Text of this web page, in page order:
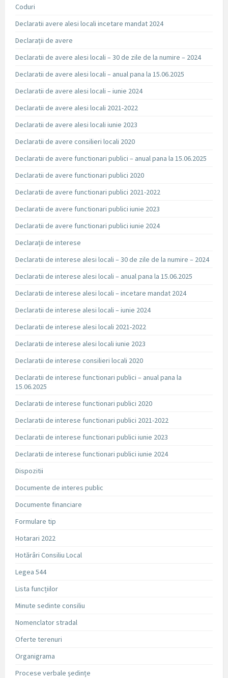
Coduri
Declaratii avere alesi locali incetare mandat 2024
Declarații de avere
Declaratii de avere alesi locali – 30 de zile de la numire – 2024
Declaratii de avere alesi locali – anual pana la 15.06.2025
Declaratii de avere alesi locali – iunie 2024
Declaratii de avere alesi locali 2021-2022
Declaratii de avere alesi locali iunie 2023
Declaratii de avere consilieri locali 2020
Declaratii de avere functionari publici – anual pana la 15.06.2025
Declaratii de avere functionari publici 2020
Declaratii de avere functionari publici 2021-2022
Declaratii de avere functionari publici iunie 2023
Declaratii de avere functionari publici iunie 2024
Declarații de interese
Declaratii de interese alesi locali – 30 de zile de la numire – 2024
Declaratii de interese alesi locali – anual pana la 15.06.2025
Declaratii de interese alesi locali – incetare mandat 2024
Declaratii de interese alesi locali – iunie 2024
Declaratii de interese alesi locali 2021-2022
Declaratii de interese alesi locali iunie 2023
Declaratii de interese consilieri locali 2020
Declaratii de interese functionari publici – anual pana la
15.06.2025
Declaratii de interese functionari publici 2020
Declaratii de interese functionari publici 2021-2022
Declaratii de interese functionari publici iunie 2023
Declaratii de interese functionari publici iunie 2024
Dispozitii
Documente de interes public
Documente financiare
Formulare tip
Hotarari 2022
Hotărâri Consiliu Local
Legea 544
Lista funcțiilor
Minute sedinte consiliu
Nomenclator stradal
Oferte terenuri
Organigrama
Procese verbale ședințe